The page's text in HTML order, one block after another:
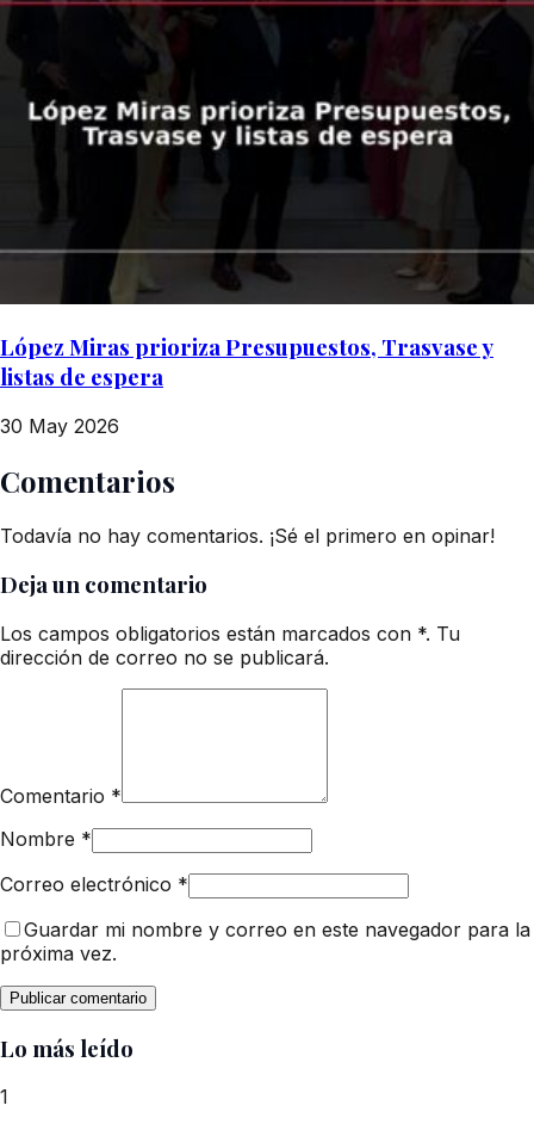
López Miras prioriza Presupuestos, Trasvase y
listas de espera
30 May 2026
Comentarios
Todavía no hay comentarios. ¡Sé el primero en opinar!
Deja un comentario
Los campos obligatorios están marcados con *. Tu
dirección de correo no se publicará.
Comentario *
Nombre *
Correo electrónico *
Guardar mi nombre y correo en este navegador para la
próxima vez.
Lo más leído
1